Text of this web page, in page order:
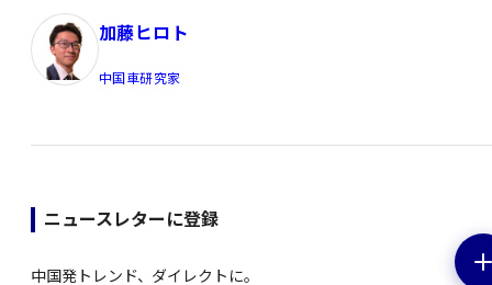
加藤ヒロト
中国車研究家
ニュースレターに登録
中国発トレンド、ダイレクトに。